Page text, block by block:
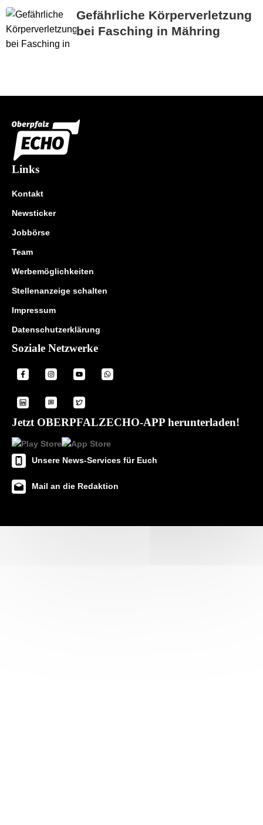
Gefährliche Körperverletzung
bei Fasching in Mähring
Links
Kontakt
Newsticker
Jobbörse
Team
Werbemöglichkeiten
Stellenanzeige schalten
Impressum
Datenschutzerklärung
Soziale Netzwerke
Jetzt OBERPFALZECHO-APP herunterladen!
Unsere News-Services für Euch
Mail an die Redaktion